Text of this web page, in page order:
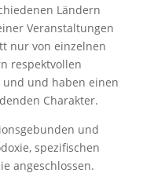
Ländern
Veranstaltungen
nur von einzelnen
respektvollen
und und haben einen
Charakter.
und
spezifischen
angeschlossen.